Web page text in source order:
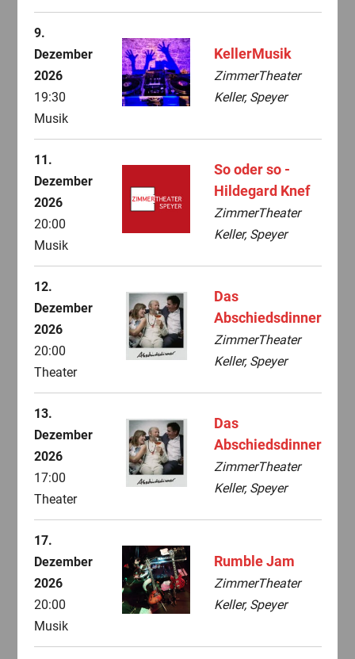
9.
Dezember
2026
19:30
Musik
KellerMusik
ZimmerTheater
Keller, Speyer
11.
Dezember
2026
20:00
Musik
So oder so -
Hildegard Knef
ZimmerTheater
Keller, Speyer
12.
Dezember
2026
20:00
Theater
Das
Abschiedsdinner
ZimmerTheater
Keller, Speyer
13.
Dezember
2026
17:00
Theater
Das
Abschiedsdinner
ZimmerTheater
Keller, Speyer
17.
Dezember
2026
20:00
Musik
Rumble Jam
ZimmerTheater
Keller, Speyer